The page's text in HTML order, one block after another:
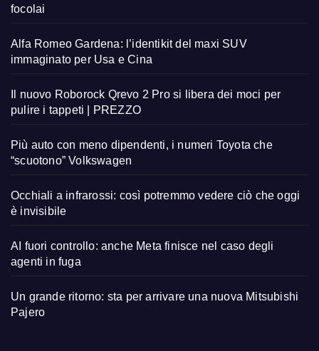
focolai
Alfa Romeo Gardena: l’identikit del maxi SUV
immaginato per Usa e Cina
Il nuovo Roborock Qrevo 2 Pro si libera dei moci per
pulire i tappeti | PREZZO
Più auto con meno dipendenti, i numeri Toyota che
“scuotono” Volkswagen
Occhiali a infrarossi: così potremmo vedere ciò che oggi
è invisibile
AI fuori controllo: anche Meta finisce nel caso degli
agenti in fuga
Un grande ritorno: sta per arrivare una nuova Mitsubishi
Pajero